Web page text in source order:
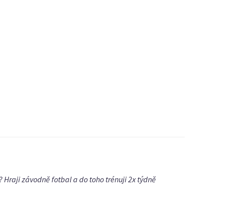
Hraji závodně fotbal a do toho trénuji 2x týdně